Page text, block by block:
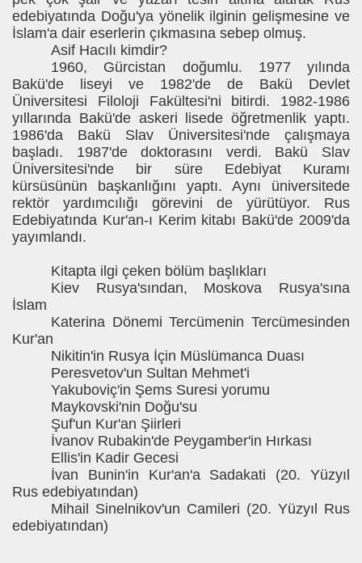
edebiyatında Doğu'ya yönelik ilginin gelişmesine ve
İslam'a dair eserlerin çıkmasına sebep olmuş.
Asif Hacılı kimdir?
1960, Gürcistan doğumlu. 1977 yılında
Bakü'de liseyi ve 1982'de de Bakü Devlet
Üniversitesi Filoloji Fakültesi'ni bitirdi. 1982-1986
yıllarında Bakü'de askeri lisede öğretmenlik yaptı.
1986'da Bakü Slav Üniversitesi'nde çalışmaya
başladı. 1987'de doktorasını verdi. Bakü Slav
Üniversitesi'nde bir süre Edebiyat Kuramı
kürsüsünün başkanlığını yaptı. Aynı üniversitede
rektör yardımcılığı görevini de yürütüyor. Rus
Edebiyatında Kur'an-ı Kerim kitabı Bakü'de 2009'da
yayımlandı.
Kitapta ilgi çeken bölüm başlıkları
Kiev Rusya'sından, Moskova Rusya'sına
İslam
Katerina Dönemi Tercümenin Tercümesinden
Kur'an
Nikitin'in Rusya İçin Müslümanca Duası
Peresvetov'un Sultan Mehmet'i
Yakuboviç'in Şems Suresi yorumu
Maykovski'nin Doğu'su
Şuf'un Kur'an Şiirleri
İvanov Rubakin'de Peygamber'in Hırkası
Ellis'in Kadir Gecesi
İvan Bunin'in Kur'an'a Sadakati (20. Yüzyıl
Rus edebiyatından)
Mihail Sinelnikov'un Camileri (20. Yüzyıl Rus
edebiyatından)